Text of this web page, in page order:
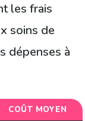
les frais
soins de
dépenses à
COÛT MOYEN